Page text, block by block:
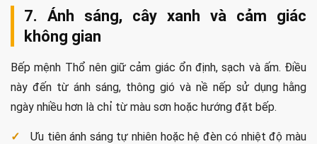
7. Ánh sáng, cây xanh và cảm giác
không gian
Bếp mệnh Thổ nên giữ cảm giác ổn định, sạch và ấm. Điều
này đến từ ánh sáng, thông gió và nề nếp sử dụng hằng
ngày nhiều hơn là chỉ từ màu sơn hoặc hướng đặt bếp.
Ưu tiên ánh sáng tự nhiên hoặc hệ đèn có nhiệt độ màu